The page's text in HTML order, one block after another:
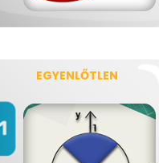
EGYENLŐTLEN